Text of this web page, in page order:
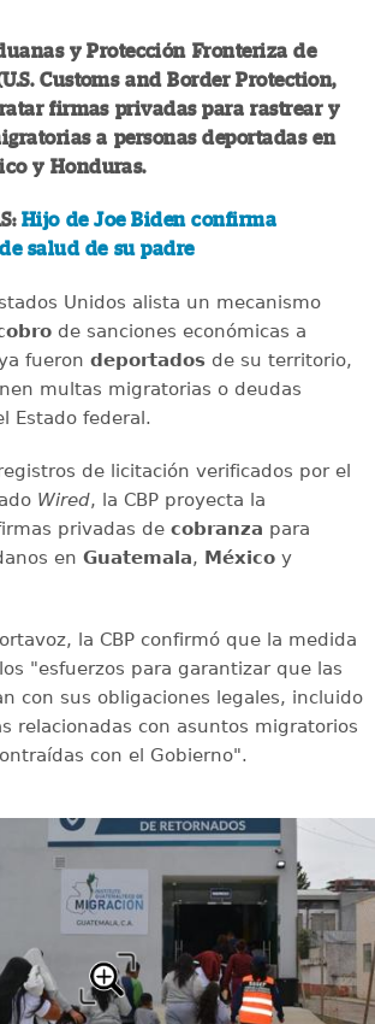
y Protección Fronteriza de
Customs and Border Protection,
firmas privadas para rastrear y
a personas deportadas en
y Honduras.
Hijo de Joe Biden confirma
salud de su padre
Unidos alista un mecanismo
de sanciones económicas a
fueron deportadosde su territorio,
multas migratorias o deudas
Estado federal.
de licitación verificados por el
Wired, la CBP proyecta la
privadas de cobranza para
en Guatemala, Méxicoy
la CBP confirmó que la medida
"esfuerzos para garantizar que las
con sus obligaciones legales, incluido
relacionadas con asuntos migratorios
con el Gobierno".